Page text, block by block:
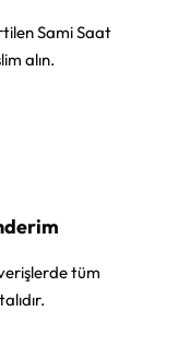
Sami Saat
alın.
tüm